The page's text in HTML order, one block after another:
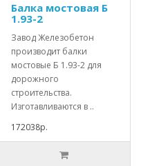
Балка мостовая Б
1.93-2
Завод Железобетон
производит балки
мостовые Б 1.93-2 для
дорожного
строительства.
Изготавливаются в ..
172038р.